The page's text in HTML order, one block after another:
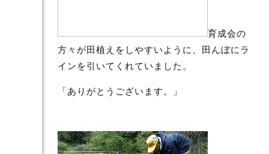
育成会の
方々が田植えをしやすいように、田んぼにラ
インを引いてくれていました。
「ありがとうございます。」